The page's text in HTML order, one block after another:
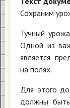
Сохраним
Тучный
Одной из
является
на полях.
Для этого
должны